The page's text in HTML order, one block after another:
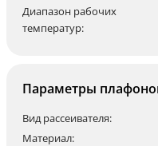
Диапазон рабочих
температур:
Параметры
Вид рассеивателя:
Материал: